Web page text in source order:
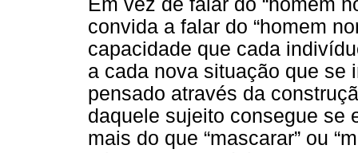
Em vez de falar do “homem
convida a falar do “homem
capacidade que cada
a cada nova situação que se
pensado através da
daquele sujeito consegue se
mais do que “mascarar” ou